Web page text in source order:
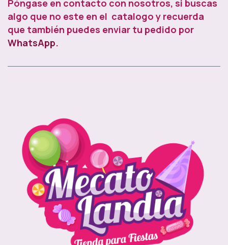
Póngase en contacto con nosotros, si buscas
algo que no este en el catalogo y recuerda
que también puedes enviar tu pedido por
WhatsApp.